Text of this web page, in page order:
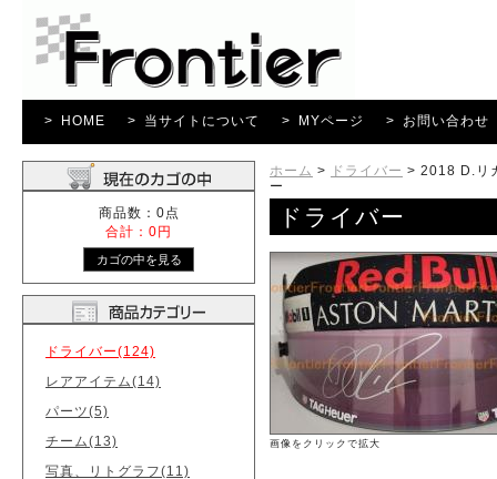
> HOME > 当サイトについて > MYページ > お問い合わせ
商品数：0点
合計：0円
ドライバー(124)
レアアイテム(14)
パーツ(5)
チーム(13)
写真、リトグラフ(11)
ホーム > ドライバー > 2018 D.リ
ー
ドライバー
画像をクリックで拡大